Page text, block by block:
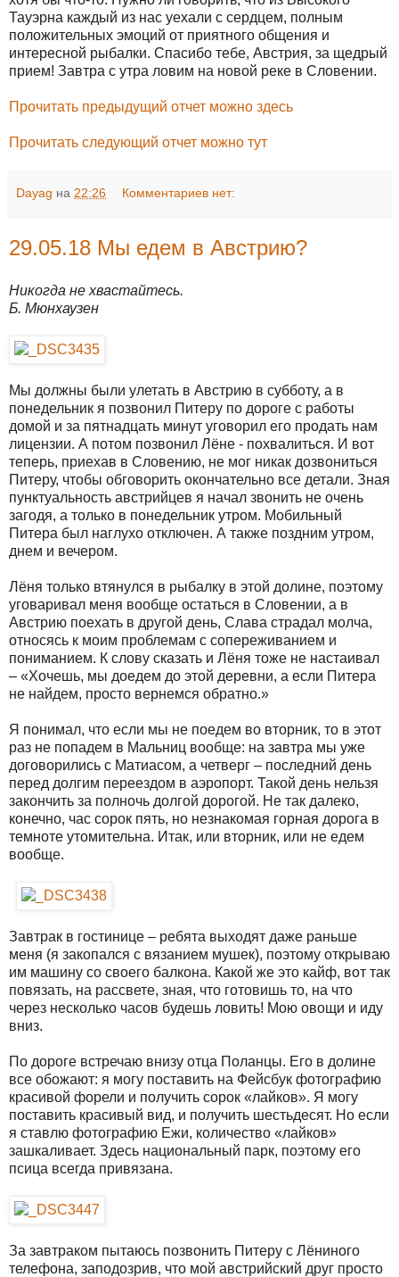
Тауэрна каждый из нас уехали с сердцем, полным
положительных эмоций от приятного общения и
интересной рыбалки. Спасибо тебе, Австрия, за щедрый
прием! Завтра с утра ловим на новой реке в Словении.
Прочитать предыдущий отчет можно здесь
Прочитать следующий отчет можно тут
Dayag на 22:26 Комментариев нет:
29.05.18 Мы едем в Австрию?
Никогда не хвастайтесь.
Б. Мюнхаузен
Мы должны были улетать в Австрию в субботу, а в
понедельник я позвонил Питеру по дороге с работы
домой и за пятнадцать минут уговорил его продать нам
лицензии. А потом позвонил Лёне - похвалиться. И вот
теперь, приехав в Словению, не мог никак дозвониться
Питеру, чтобы обговорить окончательно все детали. Зная
пунктуальность австрийцев я начал звонить не очень
загодя, а только в понедельник утром. Мобильный
Питера был наглухо отключен. А также поздним утром,
днем и вечером.
Лёня только втянулся в рыбалку в этой долине, поэтому
уговаривал меня вообще остаться в Словении, а в
Австрию поехать в другой день, Слава страдал молча,
относясь к моим проблемам с сопереживанием и
пониманием. К слову сказать и Лёня тоже не настаивал
– «Хочешь, мы доедем до этой деревни, а если Питера
не найдем, просто вернемся обратно.»
Я понимал, что если мы не поедем во вторник, то в этот
раз не попадем в Мальниц вообще: на завтра мы уже
договорились с Матиасом, а четверг – последний день
перед долгим переездом в аэропорт. Такой день нельзя
закончить за полночь долгой дорогой. Не так далеко,
конечно, час сорок пять, но незнакомая горная дорога в
темноте утомительна. Итак, или вторник, или не едем
вообще.
Завтрак в гостинице – ребята выходят даже раньше
меня (я закопался с вязанием мушек), поэтому открываю
им машину со своего балкона. Какой же это кайф, вот так
повязать, на рассвете, зная, что готовишь то, на что
через несколько часов будешь ловить! Мою овощи и иду
вниз.
По дороге встречаю внизу отца Поланцы. Его в долине
все обожают: я могу поставить на Фейсбук фотографию
красивой форели и получить сорок «лайков». Я могу
поставить красивый вид, и получить шестьдесят. Но если
я ставлю фотографию Ежи, количество «лайков»
зашкаливает. Здесь национальный парк, поэтому его
псица всегда привязана.
За завтраком пытаюсь позвонить Питеру с Лёниного
телефона, заподозрив, что мой австрийский друг просто